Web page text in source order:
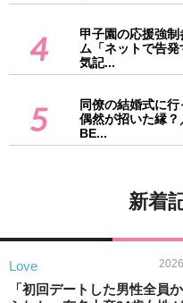
4
甲子園の応援強
ム「ネットで告
気記...
5
同僚の結婚式に行
偶然が招いた縁
BE...
新着
Love
「初回デートした男性全員